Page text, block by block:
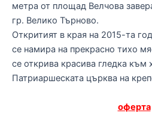
метра от площад Велчова
гр. Велико Търново.
Откритият в края на 2015-та
се намира на прекрасно тихо
се открива красива гледка към
Патриаршеската църква на
оферта